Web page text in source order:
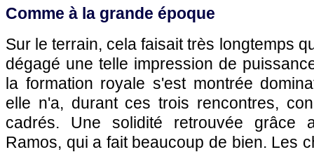
Comme à la grande époque
Sur le terrain, cela faisait très longtemps
dégagé une telle impression de
la formation royale s'est montrée
elle n'a, durant ces trois rencontres,
cadrés. Une solidité retrouvée grâce
Ramos, qui a fait beaucoup de bien. Les